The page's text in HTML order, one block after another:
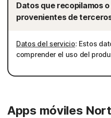
Datos que recopilamos
provenientes de
Datos del servicio: Estos
comprender el uso del
Apps móviles